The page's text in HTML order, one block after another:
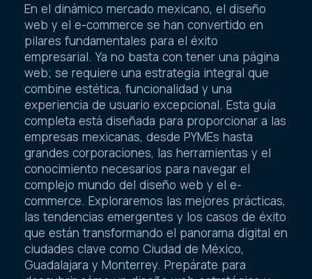
En el dinámico mercado mexicano, el diseño
web y el e-commerce se han convertido en
pilares fundamentales para el éxito
empresarial. Ya no basta con tener una página
web; se requiere una estrategia integral que
combine estética, funcionalidad y una
experiencia de usuario excepcional. Esta guía
completa está diseñada para proporcionar a las
empresas mexicanas, desde PYMEs hasta
grandes corporaciones, las herramientas y el
conocimiento necesarios para navegar el
complejo mundo del diseño web y el e-
commerce. Exploraremos las mejores prácticas,
las tendencias emergentes y los casos de éxito
que están transformando el panorama digital en
ciudades clave como Ciudad de México,
Guadalajara y Monterrey. Prepárate para